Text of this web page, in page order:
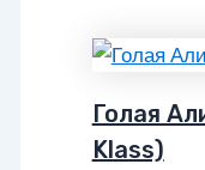
Голая
Klass)